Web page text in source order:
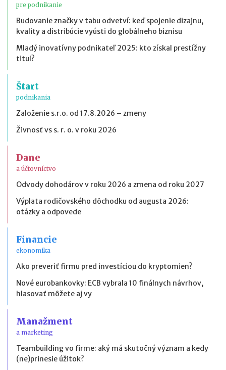
pre podnikanie
Budovanie značky v tabu odvetví: keď spojenie dizajnu,
kvality a distribúcie vyústi do globálneho biznisu
Mladý inovatívny podnikateľ 2025: kto získal prestížny
titul?
Štart
podnikania
Založenie s.r.o. od 17.8.2026 – zmeny
Živnosť vs s. r. o. v roku 2026
Dane
a účtovníctvo
Odvody dohodárov v roku 2026 a zmena od roku 2027
Výplata rodičovského dôchodku od augusta 2026:
otázky a odpovede
Financie
ekonomika
Ako preveriť firmu pred investíciou do kryptomien?
Nové eurobankovky: ECB vybrala 10 finálnych návrhov,
hlasovať môžete aj vy
Manažment
a marketing
Teambuilding vo firme: aký má skutočný význam a kedy
(ne)prinesie úžitok?